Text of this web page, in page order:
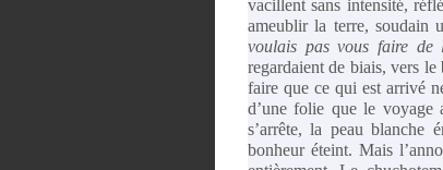
vacillent sans intensité,
ameublir la terre,
voulais pas vous faire
regardaient de biais, vers le
faire que ce qui est arrivé
d’une folie que le voyage
s’arrête, la peau blanche
bonheur éteint. Mais